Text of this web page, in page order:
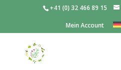
+41 (0) 32 466 89 15
Mein Account